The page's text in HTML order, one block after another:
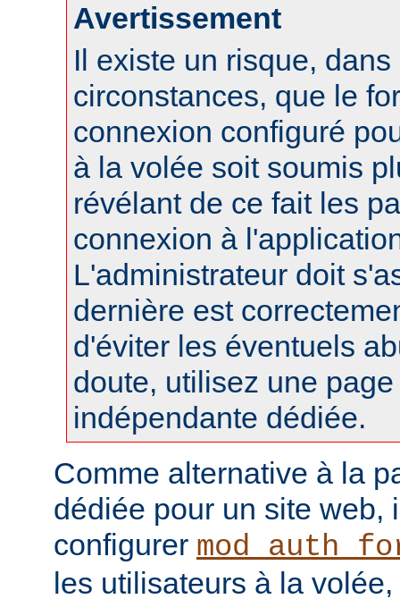
Avertissement
Il existe un risque,
circonstances, que le
connexion configuré
à la volée soit soumis
révélant de ce fait les
connexion à
L'administrateur doit
dernière est
d'éviter les éventuels
doute, utilisez une
indépendante dédiée.
Comme alternative à la
dédiée pour un site web,
configurer
les utilisateurs à la